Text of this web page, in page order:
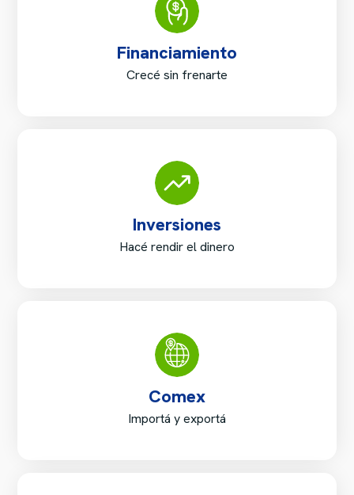
Financiamiento
Crecé sin frenarte
Inversiones
Hacé rendir el dinero
Comex
Importá y exportá